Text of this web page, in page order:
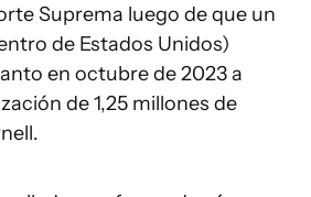
Suprema luego de que un
de Estados Unidos)
en octubre de 2023 a
de 1,25 millones de